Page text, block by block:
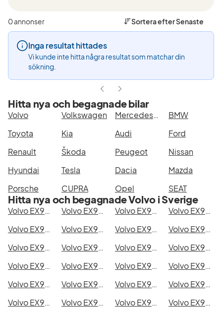
0 annonser Sortera efterSenaste
Inga resultat hittades
Vi kunde inte hitta några resultat som matchar din
sökning.
Hitta nya och begagnade bilar
Volvo Volkswagen Mercedes-Benz
BMW
Toyota
Kia Audi
Ford
Renault
Škoda Peugeot
Nissan
Hyundai
Tesla Dacia
Mazda
Porsche
CUPRA Opel SEAT
Hitta nya och begagnade Volvo i Sverige
Volvo EX90 Single Motor i Stockholm Volvo EX90 Single Motor i Göteborg Volvo EX90 Single Motor i Helsingborg
Volvo EX90 Single Motor i Jönköping
Volvo EX90 Single Motor i Malmö
Volvo EX90 Single Motor i Örebro Volvo EX90 Single Motor i Norrköping
Volvo EX90 Single Motor i Linköping
Volvo EX90 Single Motor i Uppsala
Volvo EX90 Single Motor i Västerås Volvo EX90 Single Motor i Halmstad
Volvo EX90 Single Motor i Växjö
Volvo EX90 Single Motor i Eskilstuna
Volvo EX90 Single Motor i Kalmar Volvo EX90 Single Motor i Karlskrona
Volvo EX90 Single Motor i Karlstad
Volvo EX90 Single Motor i Kristianstad
Volvo EX90 Single Motor i Sundsvall Volvo EX90 Single Motor i Umeå
Volvo EX90 Single Motor i Varberg
Volvo EX90 Single Motor i Borås
Volvo EX90 Single Motor i Falkenberg Volvo EX90 Single Motor i Gävle
Volvo EX90 Single Motor i Luleå